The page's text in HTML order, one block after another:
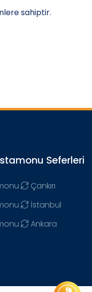
sahiptir.
Seferleri
Çankırı
İstanbul
Ankara